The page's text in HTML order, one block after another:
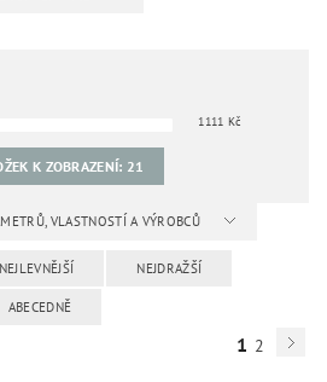
1111 Kč
K ZOBRAZENÍ: 21
VLASTNOSTÍ A VÝROBCŮ
NEJLEVNĚJŠÍ NEJDRAŽŠÍ
ABECEDNĚ
1 2